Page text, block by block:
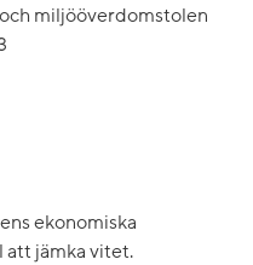
miljööverdomstolen
ekonomiska
att jämka vitet.